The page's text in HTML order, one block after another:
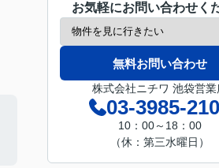
お気軽にお問い合わせく
無料お問い合わせ
株式会社ニチワ 池袋営業
03-3985-
10：00～18：00
（休：第三水曜日）